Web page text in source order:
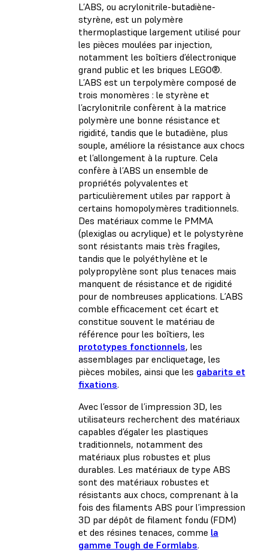
L’ABS, ou acrylonitrile-butadiène-
styrène, est un polymère
thermoplastique largement utilisé pour
les pièces moulées par injection,
notamment les boîtiers d’électronique
grand public et les briques LEGO®.
L’ABS est un terpolymère composé de
trois monomères : le styrène et
l’acrylonitrile confèrent à la matrice
polymère une bonne résistance et
rigidité, tandis que le butadiène, plus
souple, améliore la résistance aux chocs
et l’allongement à la rupture. Cela
confère à l’ABS un ensemble de
propriétés polyvalentes et
particulièrement utiles par rapport à
certains homopolymères traditionnels.
Des matériaux comme le PMMA
(plexiglas ou acrylique) et le polystyrène
sont résistants mais très fragiles,
tandis que le polyéthylène et le
polypropylène sont plus tenaces mais
manquent de résistance et de rigidité
pour de nombreuses applications. L’ABS
comble efficacement cet écart et
constitue souvent le matériau de
référence pour les boîtiers, les
prototypes fonctionnels, les
assemblages par encliquetage, les
pièces mobiles, ainsi que les gabarits et
fixations.
Avec l’essor de l’impression 3D, les
utilisateurs recherchent des matériaux
capables d’égaler les plastiques
traditionnels, notamment des
matériaux plus robustes et plus
durables. Les matériaux de type ABS
sont des matériaux robustes et
résistants aux chocs, comprenant à la
fois des filaments ABS pour l’impression
3D par dépôt de filament fondu (FDM)
et des résines tenaces, comme la
gamme Tough de Formlabs.